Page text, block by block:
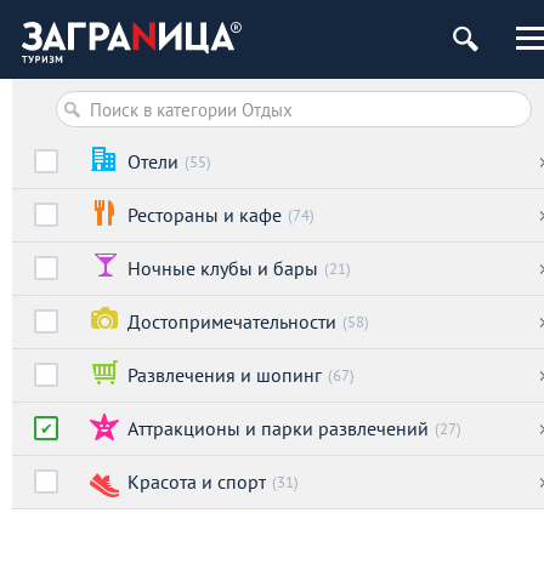
Отели (55)
Рестораны и кафе (74)
Ночные клубы и бары (21)
Достопримечательности (58)
Развлечения и шопинг (67)
Аттракционы и парки развлечений (27)
Красота и спорт (31)